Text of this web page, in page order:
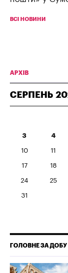
ВСІ НОВИНИ
АРХІВ
СЕРПЕНЬ
3 4
10 11
17 18
24 25
31
ГОЛОВНЕ ЗА ДОБУ